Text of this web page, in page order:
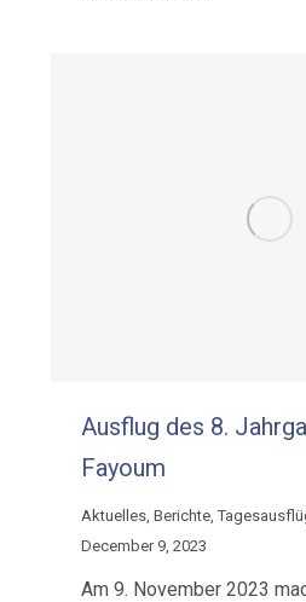
Ausflug des 8.
Fayoum
Aktuelles ,Berichte ,
December 9, 2023
Am 9. November 2023